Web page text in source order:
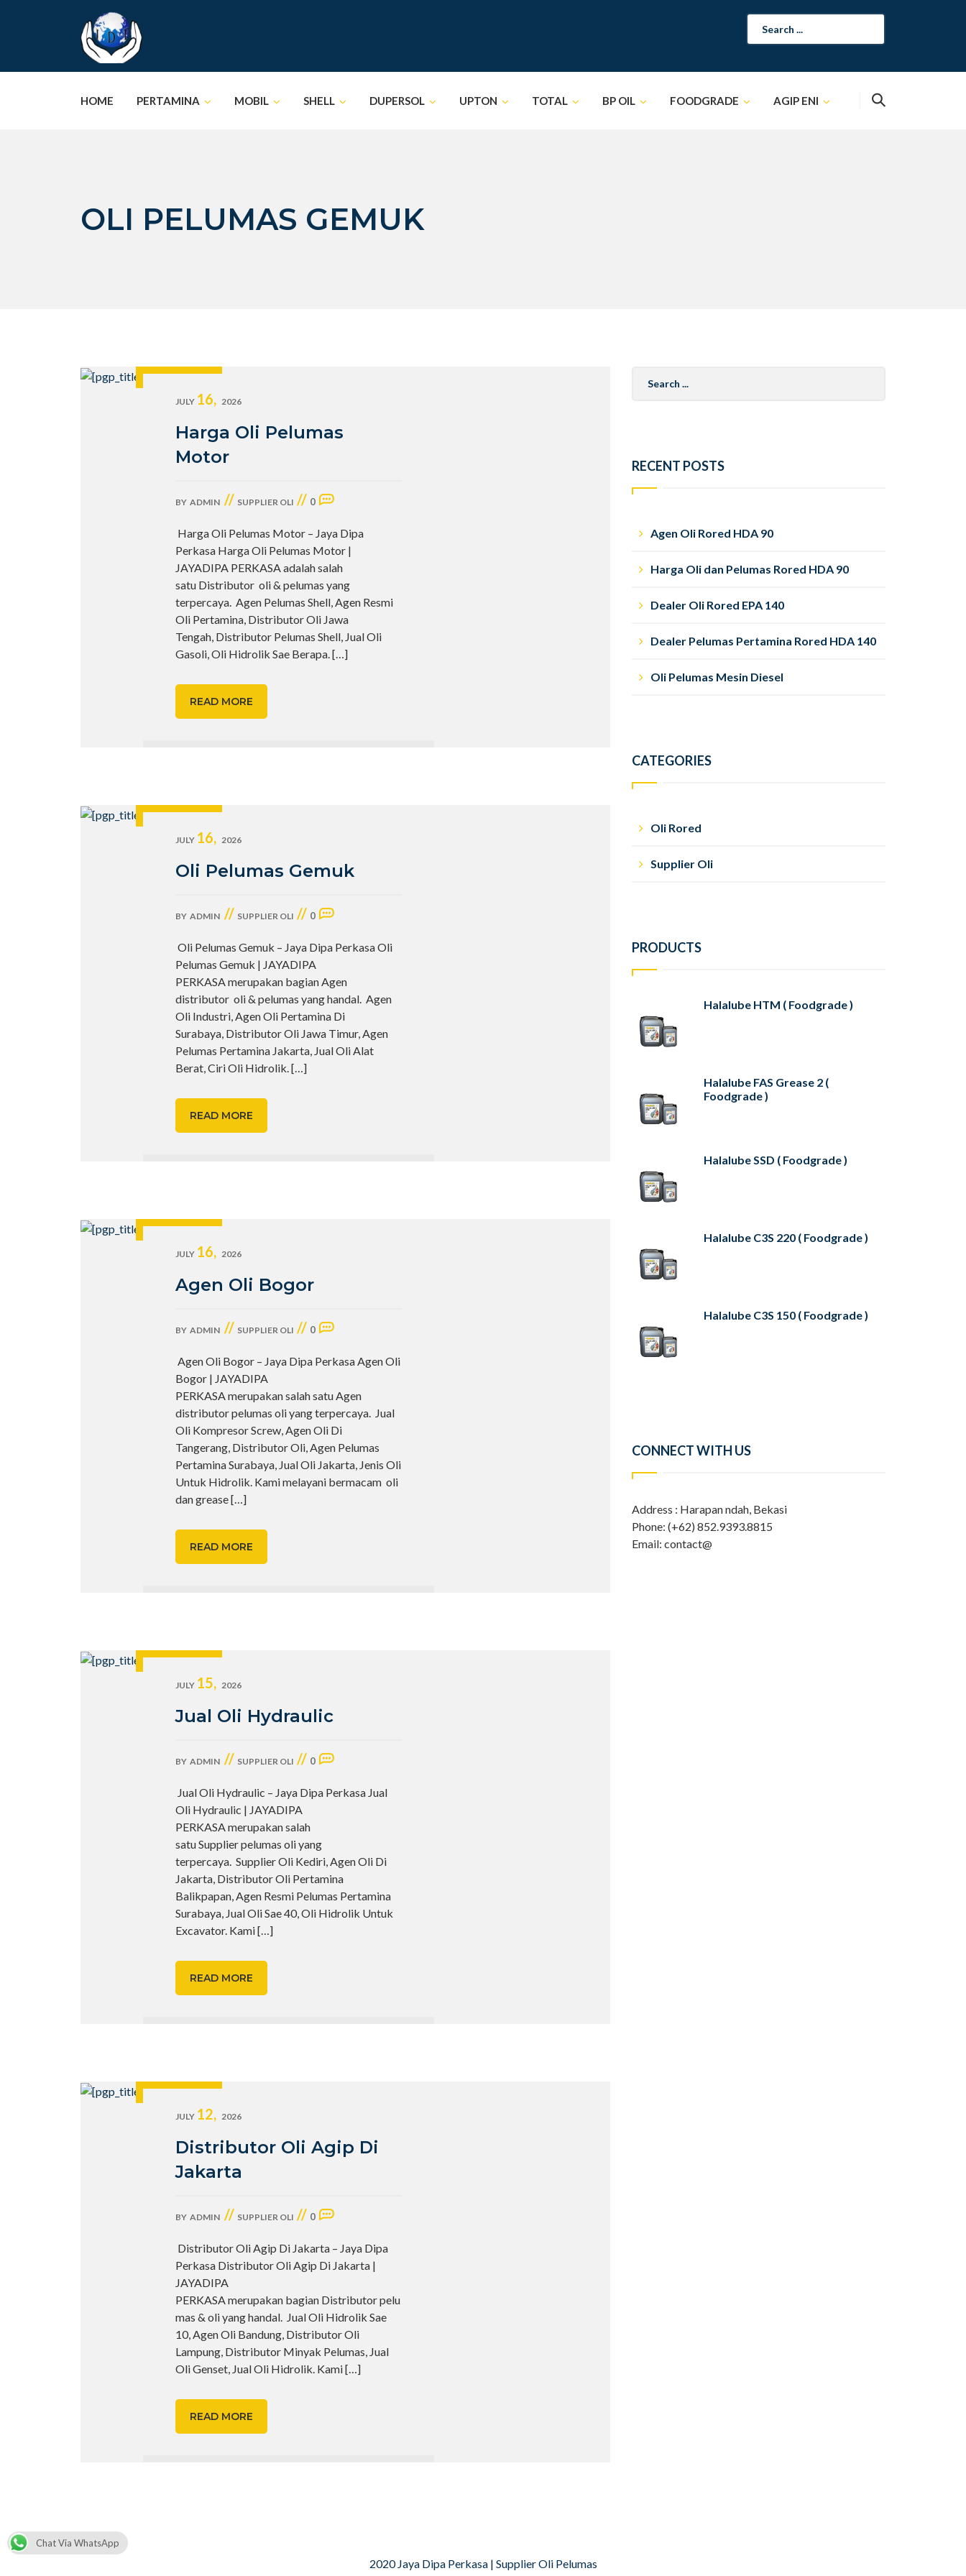
Search
for:
HOME PERTAMINA MOBIL SHELL DUPERSOL UPTON TOTAL BP OIL FOODGRADE AGIP ENI
OLI PELUMAS GEMUK
JULY 16, 2026
Harga Oli Pelumas
Motor
BY ADMIN // SUPPLIER OLI // 0
Harga Oli Pelumas Motor – Jaya Dipa
Perkasa Harga Oli Pelumas Motor |
JAYADIPA PERKASA adalah salah
satu Distributor oli & pelumas yang
terpercaya. Agen Pelumas Shell, Agen Resmi
Oli Pertamina, Distributor Oli Jawa
Tengah, Distributor Pelumas Shell, Jual Oli
Gasoli, Oli Hidrolik Sae Berapa.[…]
READ MORE
JULY 16, 2026
Oli Pelumas Gemuk
BY ADMIN // SUPPLIER OLI // 0
Oli Pelumas Gemuk – Jaya Dipa Perkasa Oli
Pelumas Gemuk | JAYADIPA
PERKASA merupakan bagian Agen
distributor oli & pelumas yang handal. Agen
Oli Industri, Agen Oli Pertamina Di
Surabaya, Distributor Oli Jawa Timur, Agen
Pelumas Pertamina Jakarta, Jual Oli Alat
Berat, Ciri Oli Hidrolik.[…]
READ MORE
JULY 16, 2026
Agen Oli Bogor
BY ADMIN // SUPPLIER OLI // 0
Agen Oli Bogor – Jaya Dipa Perkasa Agen Oli
Bogor | JAYADIPA
PERKASA merupakan salah satu Agen
distributor pelumas oli yang terpercaya. Jual
Oli Kompresor Screw, Agen Oli Di
Tangerang, Distributor Oli, Agen Pelumas
Pertamina Surabaya, Jual Oli Jakarta, Jenis Oli
Untuk Hidrolik. Kami melayani bermacam oli
dan grease[…]
READ MORE
JULY 15, 2026
Jual Oli Hydraulic
BY ADMIN // SUPPLIER OLI // 0
Jual Oli Hydraulic – Jaya Dipa Perkasa Jual
Oli Hydraulic | JAYADIPA
PERKASA merupakan salah
satu Supplier pelumas oli yang
terpercaya. Supplier Oli Kediri, Agen Oli Di
Jakarta, Distributor Oli Pertamina
Balikpapan, Agen Resmi Pelumas Pertamina
Surabaya, Jual Oli Sae 40, Oli Hidrolik Untuk
Excavator. Kami[…]
READ MORE
JULY 12, 2026
Distributor Oli Agip Di
Jakarta
BY ADMIN // SUPPLIER OLI // 0
Distributor Oli Agip Di Jakarta – Jaya Dipa
Perkasa Distributor Oli Agip Di Jakarta |
JAYADIPA
PERKASA merupakan bagian Distributor pelu
mas & oli yang handal. Jual Oli Hidrolik Sae
10, Agen Oli Bandung, Distributor Oli
Lampung, Distributor Minyak Pelumas, Jual
Oli Genset, Jual Oli Hidrolik. Kami[…]
READ MORE
for:
RECENT POSTS
Agen Oli Rored HDA 90
Harga Oli dan Pelumas Rored HDA 90
Dealer Oli Rored EPA 140
Dealer Pelumas Pertamina Rored HDA 140
Oli Pelumas Mesin Diesel
CATEGORIES
Oli Rored
Supplier Oli
PRODUCTS
Halalube HTM ( Foodgrade )
Halalube FAS Grease 2 (
Foodgrade )
Halalube SSD ( Foodgrade )
Halalube C3S 220 ( Foodgrade )
Halalube C3S 150 ( Foodgrade )
CONNECT WITH US
Address : Harapan ndah, Bekasi
Phone: (+62) 852.9393.8815
Email: contact@
2020 Jaya Dipa Perkasa | Supplier Oli Pelumas
Chat Via WhatsApp